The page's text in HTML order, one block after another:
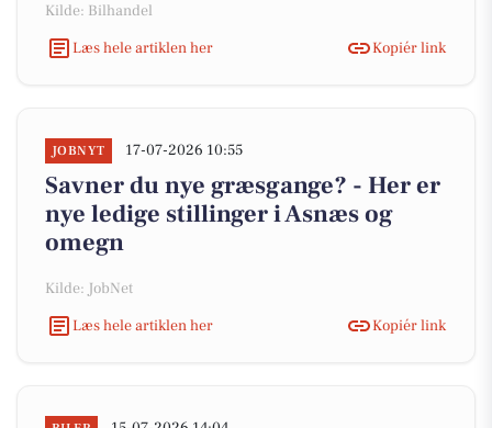
Kilde: Bilhandel
Læs hele artiklen her
Kopiér link
JOBNYT 17-07-2026 10:55
Savner du nye græsgange? - Her er
nye ledige stillinger i Asnæs og
omegn
Kilde: JobNet
Læs hele artiklen her
Kopiér link